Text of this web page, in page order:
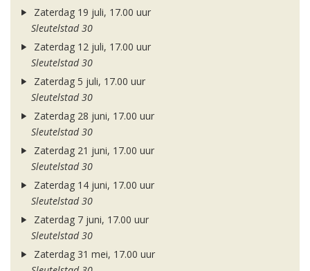
Zaterdag 19 juli, 17.00 uur
Sleutelstad 30
Zaterdag 12 juli, 17.00 uur
Sleutelstad 30
Zaterdag 5 juli, 17.00 uur
Sleutelstad 30
Zaterdag 28 juni, 17.00 uur
Sleutelstad 30
Zaterdag 21 juni, 17.00 uur
Sleutelstad 30
Zaterdag 14 juni, 17.00 uur
Sleutelstad 30
Zaterdag 7 juni, 17.00 uur
Sleutelstad 30
Zaterdag 31 mei, 17.00 uur